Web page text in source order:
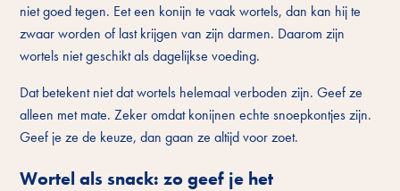
niet goed tegen. Eet een konijn te vaak wortels, dan kan hij te
zwaar worden of last krijgen van zijn darmen. Daarom zijn
wortels niet geschikt als dagelijkse voeding.
Dat betekent niet dat wortels helemaal verboden zijn. Geef ze
alleen met mate. Zeker omdat konijnen echte snoepkontjes zijn.
Geef je ze de keuze, dan gaan ze altijd voor zoet.
Wortel als snack: zo geef je het